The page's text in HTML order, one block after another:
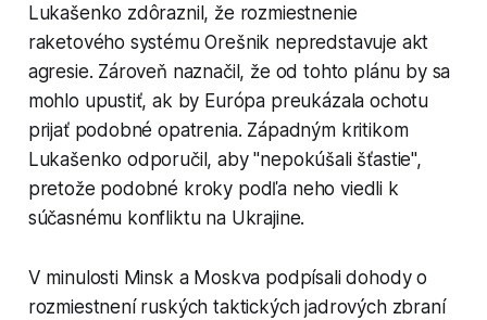
Lukašenko zdôraznil, že rozmiestnenie
raketového systému Orešnik nepredstavuje akt
agresie. Zároveň naznačil, že od tohto plánu by sa
mohlo upustiť, ak by Európa preukázala ochotu
prijať podobné opatrenia. Západným kritikom
Lukašenko odporučil, aby "nepokúšali šťastie",
pretože podobné kroky podľa neho viedli k
súčasnému konfliktu na Ukrajine.
V minulosti Minsk a Moskva podpísali dohody o
rozmiestnení ruských taktických jadrových zbraní